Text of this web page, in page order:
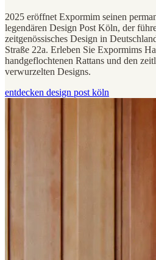
2025 eröffnet Expormim seinen
legendären Design Post Köln, der
zeitgenössisches Design in
Straße 22a. Erleben Sie Expormims
handgeflochtenen Rattans und den
verwurzelten Designs.
entdecken design post köln